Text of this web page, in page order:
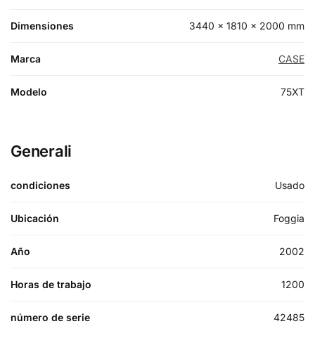
Dimensiones 3440 × 1810 × 2000 mm
Marca CASE
Modelo 75XT
Generali
condiciones Usado
Ubicación Foggia
Año 2002
Horas de trabajo 1200
número de serie 42485